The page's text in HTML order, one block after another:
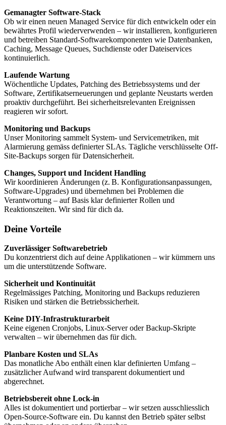
Gemanagter Software-Stack
Ob wir einen neuen Managed Service für dich entwickeln oder ein
bewährtes Profil wiederverwenden – wir installieren, konfigurieren
und betreiben Standard-Softwarekomponenten wie Datenbanken,
Caching, Message Queues, Suchdienste oder Dateiservices
kontinuierlich.
Laufende Wartung
Wöchentliche Updates, Patching des Betriebssystems und der
Software, Zertifikatserneuerungen und geplante Neustarts werden
proaktiv durchgeführt. Bei sicherheitsrelevanten Ereignissen
reagieren wir sofort.
Monitoring und Backups
Unser Monitoring sammelt System- und Servicemetriken, mit
Alarmierung gemäss definierter SLAs. Tägliche verschlüsselte Off-
Site-Backups sorgen für Datensicherheit.
Changes, Support und Incident Handling
Wir koordinieren Änderungen (z. B. Konfigurationsanpassungen,
Software-Upgrades) und übernehmen bei Problemen die
Verantwortung – auf Basis klar definierter Rollen und
Reaktionszeiten. Wir sind für dich da.
Deine Vorteile
Zuverlässiger Softwarebetrieb
Du konzentrierst dich auf deine Applikationen – wir kümmern uns
um die unterstützende Software.
Sicherheit und Kontinuität
Regelmässiges Patching, Monitoring und Backups reduzieren
Risiken und stärken die Betriebssicherheit.
Keine DIY-Infrastrukturarbeit
Keine eigenen Cronjobs, Linux-Server oder Backup-Skripte
verwalten – wir übernehmen das für dich.
Planbare Kosten und SLAs
Das monatliche Abo enthält einen klar definierten Umfang –
zusätzlicher Aufwand wird transparent dokumentiert und
abgerechnet.
Betriebsbereit ohne Lock-in
Alles ist dokumentiert und portierbar – wir setzen ausschliesslich
Open-Source-Software ein. Du kannst den Betrieb später selbst